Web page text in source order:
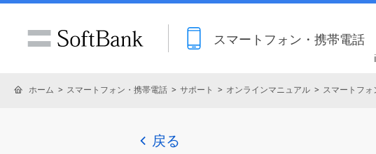
スマートフォン・携帯電話
ホーム スマートフォン・携帯電話 サポート オンラインマニュアル スマートフォ
戻る